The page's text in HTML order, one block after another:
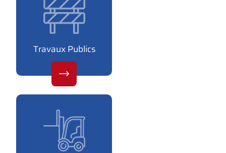
Travaux Publics